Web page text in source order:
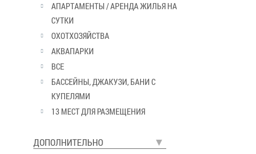
АПАРТАМЕНТЫ / АРЕНДА ЖИЛЬЯ НА
СУТКИ
ОХОТХОЗЯЙСТВА
АКВАПАРКИ
ВСЕ
БАССЕЙНЫ, ДЖАКУЗИ, БАНИ С
КУПЕЛЯМИ
13 МЕСТ ДЛЯ РАЗМЕЩЕНИЯ
ДОПОЛНИТЕЛЬНО